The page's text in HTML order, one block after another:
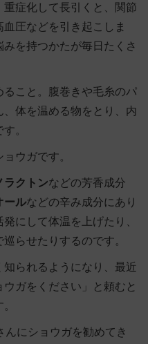
重症化して長引くと、関節
圧などを引き起こしま
を持つかたが毎日たくさ
こと。腹巻きや毛糸のパ
体を温める物をとり、内
。
ョウガです。
ラクトンなどの芳香成分
ールなどの辛み成分にあり
にして体温を上げたり、
らせたりするのです。
られるようになり、最近
ガをください」と頼むと
にショウガを勧めてき